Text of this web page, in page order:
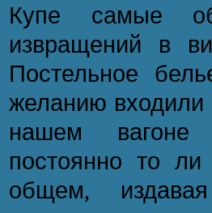
Купе самые
извращений в
Постельное
желанию входили
нашем вагоне
постоянно то
общем,